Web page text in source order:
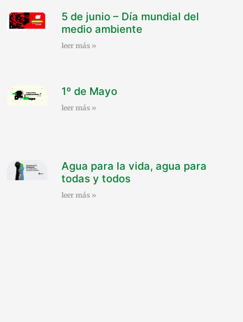
5 de junio – Día mundial del
medio ambiente
leer más »
1º de Mayo
leer más »
Agua para la vida, agua para
todas y todos
leer más »